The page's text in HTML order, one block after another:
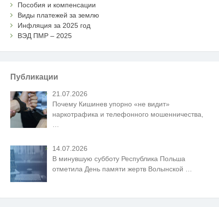
Пособия и компенсации
Виды платежей за землю
Инфляция за 2025 год
ВЭД ПМР – 2025
Публикации
21.07.2026
Почему Кишинев упорно «не видит»
наркотрафика и телефонного мошенничества,
…
14.07.2026
В минувшую субботу Республика Польша
отметила День памяти жертв Волынской